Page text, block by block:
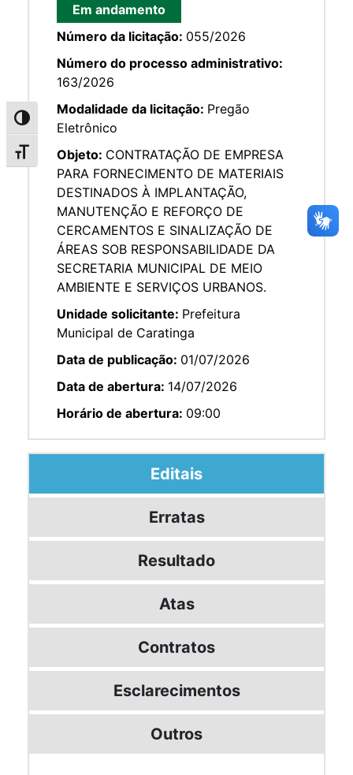
Alternar alto contraste
Alternar tamanho da fonte
Em andamento
Número da licitação: 055/2026
Número do processo administrativo:
163/2026
Modalidade da licitação: Pregão
Eletrônico
Objeto: CONTRATAÇÃO DE EMPRESA
PARA FORNECIMENTO DE MATERIAIS
DESTINADOS À IMPLANTAÇÃO,
MANUTENÇÃO E REFORÇO DE
CERCAMENTOS E SINALIZAÇÃO DE
ÁREAS SOB RESPONSABILIDADE DA
SECRETARIA MUNICIPAL DE MEIO
AMBIENTE E SERVIÇOS URBANOS.
Unidade solicitante: Prefeitura
Municipal de Caratinga
Data de publicação: 01/07/2026
Data de abertura: 14/07/2026
Horário de abertura: 09:00
Editais
Erratas
Resultado
Atas
Contratos
Esclarecimentos
Outros